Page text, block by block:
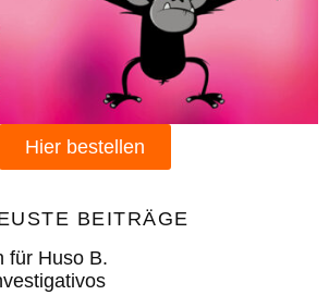
Hier bestellen
BEITRÄGE
für Huso B.